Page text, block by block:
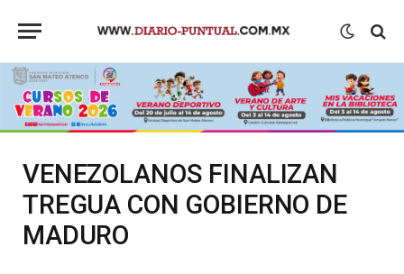
VENEZOLANOS FINALIZAN
TREGUA CON GOBIERNO DE
MADURO